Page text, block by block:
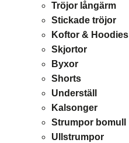
Tröjor långärm
Stickade tröjor
Koftor & Hoodies
Skjortor
Byxor
Shorts
Underställ
Kalsonger
Strumpor bomull
Ullstrumpor